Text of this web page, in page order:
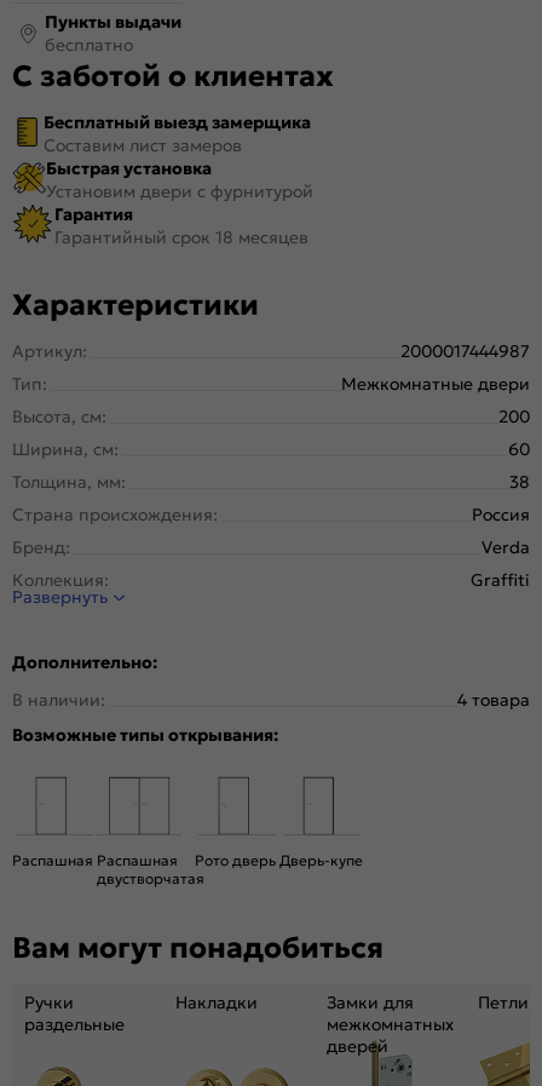
Пункты выдачи
бесплатно
С заботой о клиентах
Бесплатный выезд замерщика
Составим лист замеров
Быстрая установка
Установим двери с фурнитурой
Гарантия
Гарантийный срок 18 месяцев
Характеристики
Артикул:
2000017444987
Тип:
Межкомнатные двери
Высота, см:
200
Ширина, см:
60
Толщина, мм:
38
Страна происхождения:
Россия
Бренд:
Verda
Коллекция:
Graffiti
Стиль:
Система открывания:
Конструкция двери:
Каркасно-щитовая
Цвет:
Общий цвет:
Размер упаковки:
Тип коробки:
Поверхность:
Матовая, текстурированная
Для влажных помещений:
Да
Наличие притвора:
Нет
Принадлежности,
Дверная коробка, наличники, ручки.
Развернуть
Дополнительно:
В наличии:
4 товара
Возможные типы открывания:
Распашная Распашная
двустворчатая
Рото дверь Дверь-купе
Вам могут понадобиться
Ручки
раздельные
Накладки
Замки для
межкомнатных
дверей
Петли